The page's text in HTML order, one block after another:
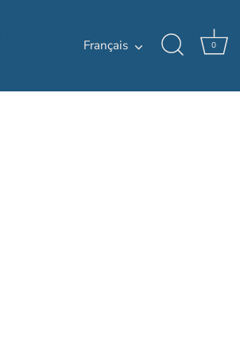
Langue
Français 0